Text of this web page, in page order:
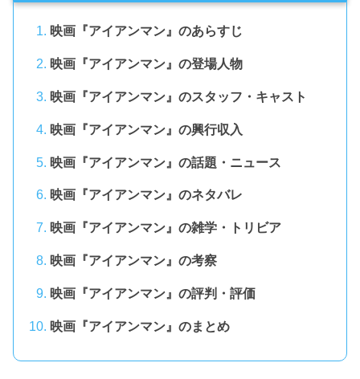
映画『アイアンマン』のあらすじ
映画『アイアンマン』の登場人物
映画『アイアンマン』のスタッフ・キャスト
映画『アイアンマン』の興行収入
映画『アイアンマン』の話題・ニュース
映画『アイアンマン』のネタバレ
映画『アイアンマン』の雑学・トリビア
映画『アイアンマン』の考察
映画『アイアンマン』の評判・評価
映画『アイアンマン』のまとめ